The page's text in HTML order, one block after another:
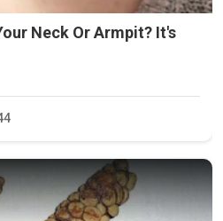
Neck Or Armpit? It's